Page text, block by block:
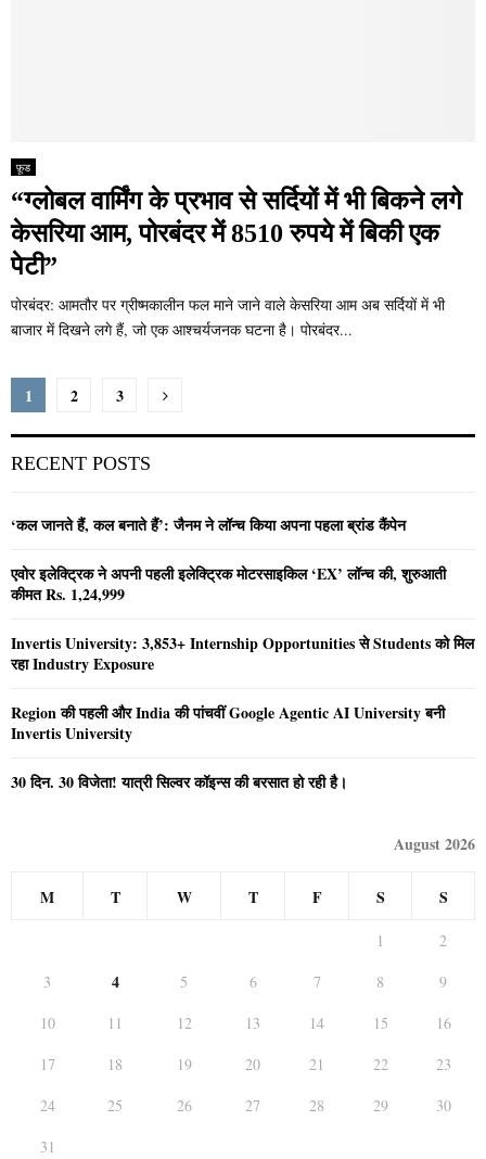
फ़ूड
“ग्लोबल वार्मिंग के प्रभाव से सर्दियों में भी बिकने लगे
केसरिया आम, पोरबंदर में 8510 रुपये में बिकी एक
पेटी”
पोरबंदर: आमतौर पर ग्रीष्मकालीन फल माने जाने वाले केसरिया आम अब सर्दियों में भी
बाजार में दिखने लगे हैं, जो एक आश्चर्यजनक घटना है। पोरबंदर...
Posts
pagination
1 2 3
RECENT POSTS
‘कल जानते हैं, कल बनाते हैं’: जैनम ने लॉन्च किया अपना पहला ब्रांड कैंपेन
एवोर इलेक्ट्रिक ने अपनी पहली इलेक्ट्रिक मोटरसाइकिल ‘EX’ लॉन्च की, शुरुआती
कीमत Rs. 1,24,999
Invertis University: 3,853+ Internship Opportunities से Students को मिल
रहा Industry Exposure
Region की पहली और India की पांचवीं Google Agentic AI University बनी
Invertis University
30 दिन. 30 विजेता! यात्री सिल्वर कॉइन्स की बरसात हो रही है।
August 2026
M T W T F S S
1
2
3
4 5 6 7 8
9
10
11 12 13 14 15
16
17
18 19 20 21 22
23
24
25 26 27 28 29
30
31